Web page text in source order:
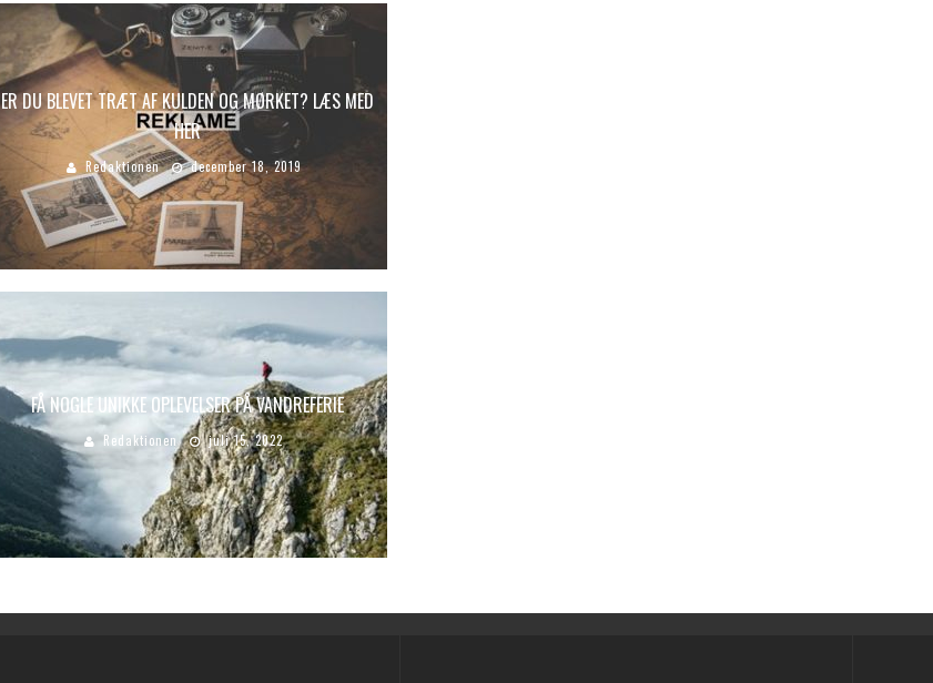
ER DU BLEVET TRÆT AF KULDEN OG MØRKET? LÆS MED
HER
Redaktionen december 18, 2019
FÅ NOGLE UNIKKE OPLEVELSER PÅ VANDREFERIE
Redaktionen juli 15, 2022